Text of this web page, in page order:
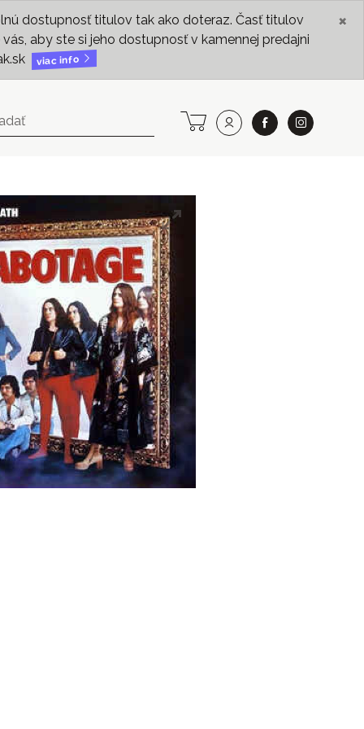
dostupnosť titulov tak ako doteraz. Časť titulov
aby ste si jeho dostupnosť v kamennej predajni
viac info
×